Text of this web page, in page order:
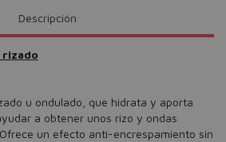
Descripción
rizado
u ondulado, que hidrata y aporta
a obtener unos rizo y ondas
un efecto anti-encrespamiento sin